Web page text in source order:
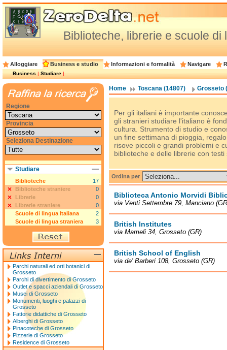
Biblioteche, librerie e scuole
Alloggiare Business e studio Informazioni e formalità Navigare
Business|Studiare|
Home Toscana (14807) Grosseto
Per gli italiani è importante
gli stranieri studiare l'italiano è
cultura. Strumento di studio e
un fine settimana di pioggia,
risove piccoli e grandi problemi e
biblioteche e delle librerie con
Ordina per
Biblioteca Antonio Morvidi
via Venti Settembre 79, Manciano
British Institutes
via Mameli 34, Grosseto (GR)
British School of English
via de' Barberi 108, Grosseto (GR)
Regione
Provincia
Seleziona Destinazione
Studiare
Biblioteche
17
Biblioteche straniere
0
Librerie
0
Librerie straniere
0
Scuole di lingua Italiana
2
Scuole di lingua straniera
3
Parchi naturali ed orti botanici di
Grosseto
Parchi di divertimento di Grosseto
Outlet e spacci aziendali di Grosseto
Musei di Grosseto
Monumenti, luoghi e palazzi di
Grosseto
Fattorie didattiche di Grosseto
Alberghi di Grosseto
Pinacoteche di Grosseto
Pizzerie di Grosseto
Residence di Grosseto